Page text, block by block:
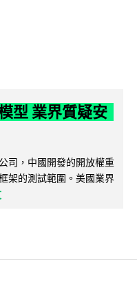
型 業界質疑安
司，中國開發的開放權重
架的測試範圍。美國業界